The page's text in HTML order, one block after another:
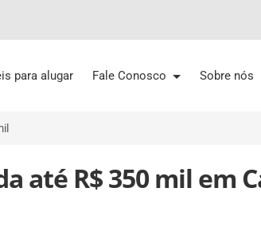
para alugar Fale Conosco Sobre nós
até R$ 350 mil em